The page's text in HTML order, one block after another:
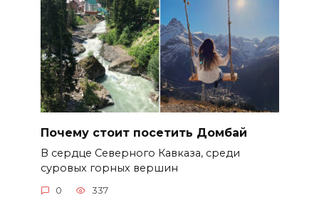
Почему стоит посетить Домбай
В сердце Северного Кавказа, среди
суровых горных вершин
0 337